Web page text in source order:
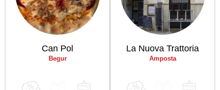
Can Pol
Begur
La Nuova Trattoria
Amposta